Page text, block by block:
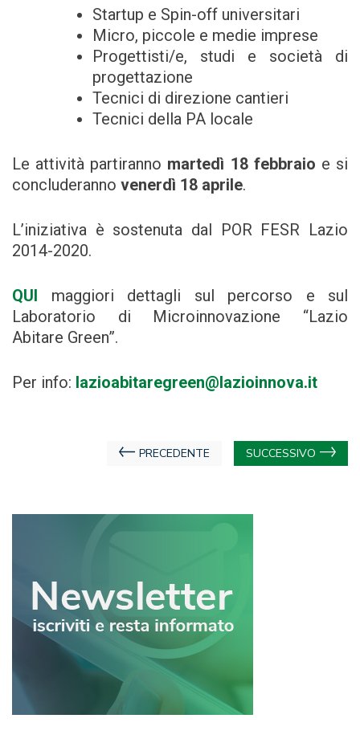
Startup e Spin-off universitari
Micro, piccole e medie imprese
Progettisti/e, studi e società di
progettazione
Tecnici di direzione cantieri
Tecnici della PA locale
Le attività partiranno martedì 18 febbraio e si
concluderanno venerdì 18 aprile.
L’iniziativa è sostenuta dal POR FESR Lazio
2014-2020.
QUI maggiori dettagli sul percorso e sul
Laboratorio di Microinnovazione “Lazio
Abitare Green”.
Per info: lazioabitaregreen@lazioinnova.it
Navigazione
PRECEDENTE SUCCESSIVO